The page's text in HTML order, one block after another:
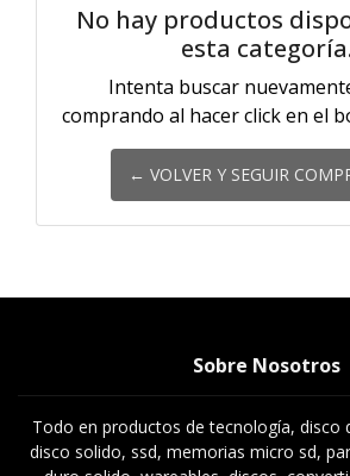
No hay productos
esta categoría.
Intenta buscar
comprando al hacer click en el
← VOLVER Y SEGUIR
Sobre Nosotros
Todo en productos de tecnología, disco
disco solido, ssd, memorias micro sd,